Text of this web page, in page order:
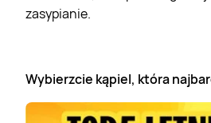
zasypianie.
Wybierzcie kąpiel, która